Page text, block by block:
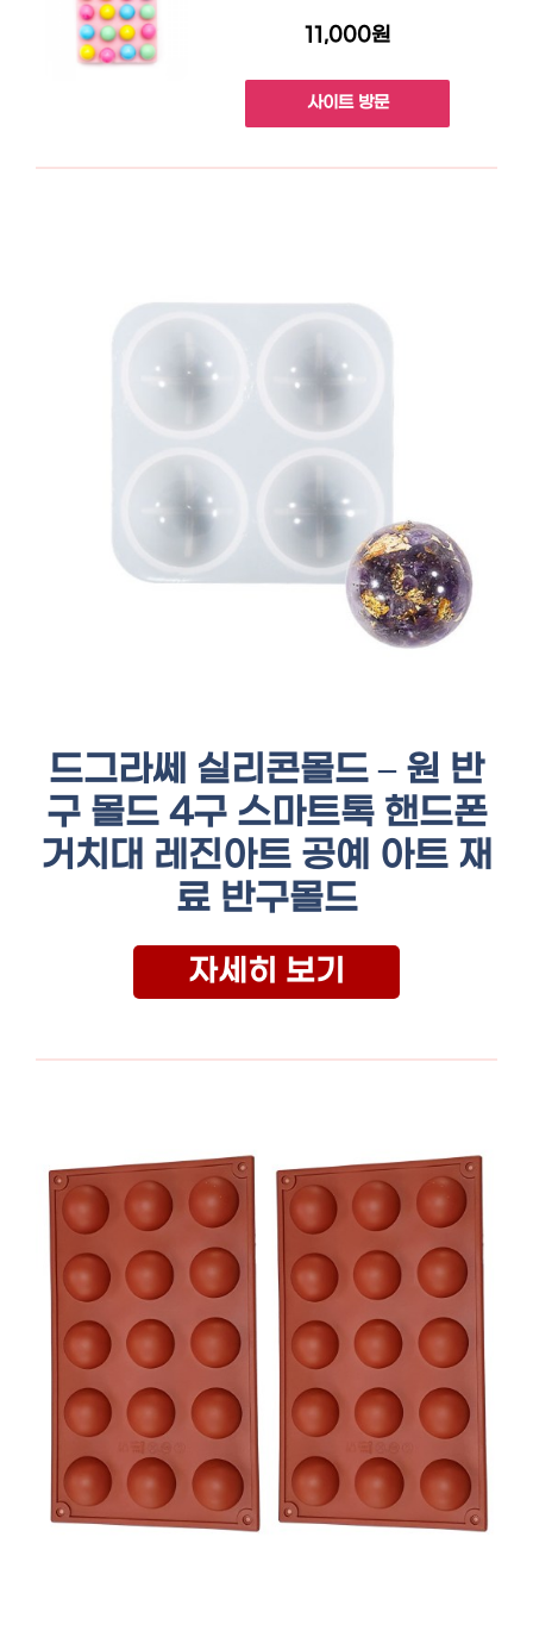
11,000원
사이트 방문
드그라쎄 실리콘몰드 – 원 반
구 몰드 4구 스마트톡 핸드폰
거치대 레진아트 공예 아트 재
료 반구몰드
자세히 보기